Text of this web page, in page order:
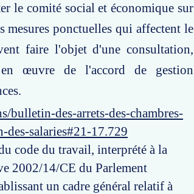
le comité social et économique sur
mesures ponctuelles qui affectent le
faire l'objet d'une consultation,
œuvre de l'accord de gestion
bulletin-des-arrets-des-chambres-
des-salaries#21-17.729
code du travail, interprété à la
2002/14/CE du Parlement
un cadre général relatif à